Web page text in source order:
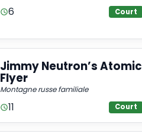
6 Court
Jimmy Neutron’s Atomic
Flyer
Montagne russe familiale
11 Court